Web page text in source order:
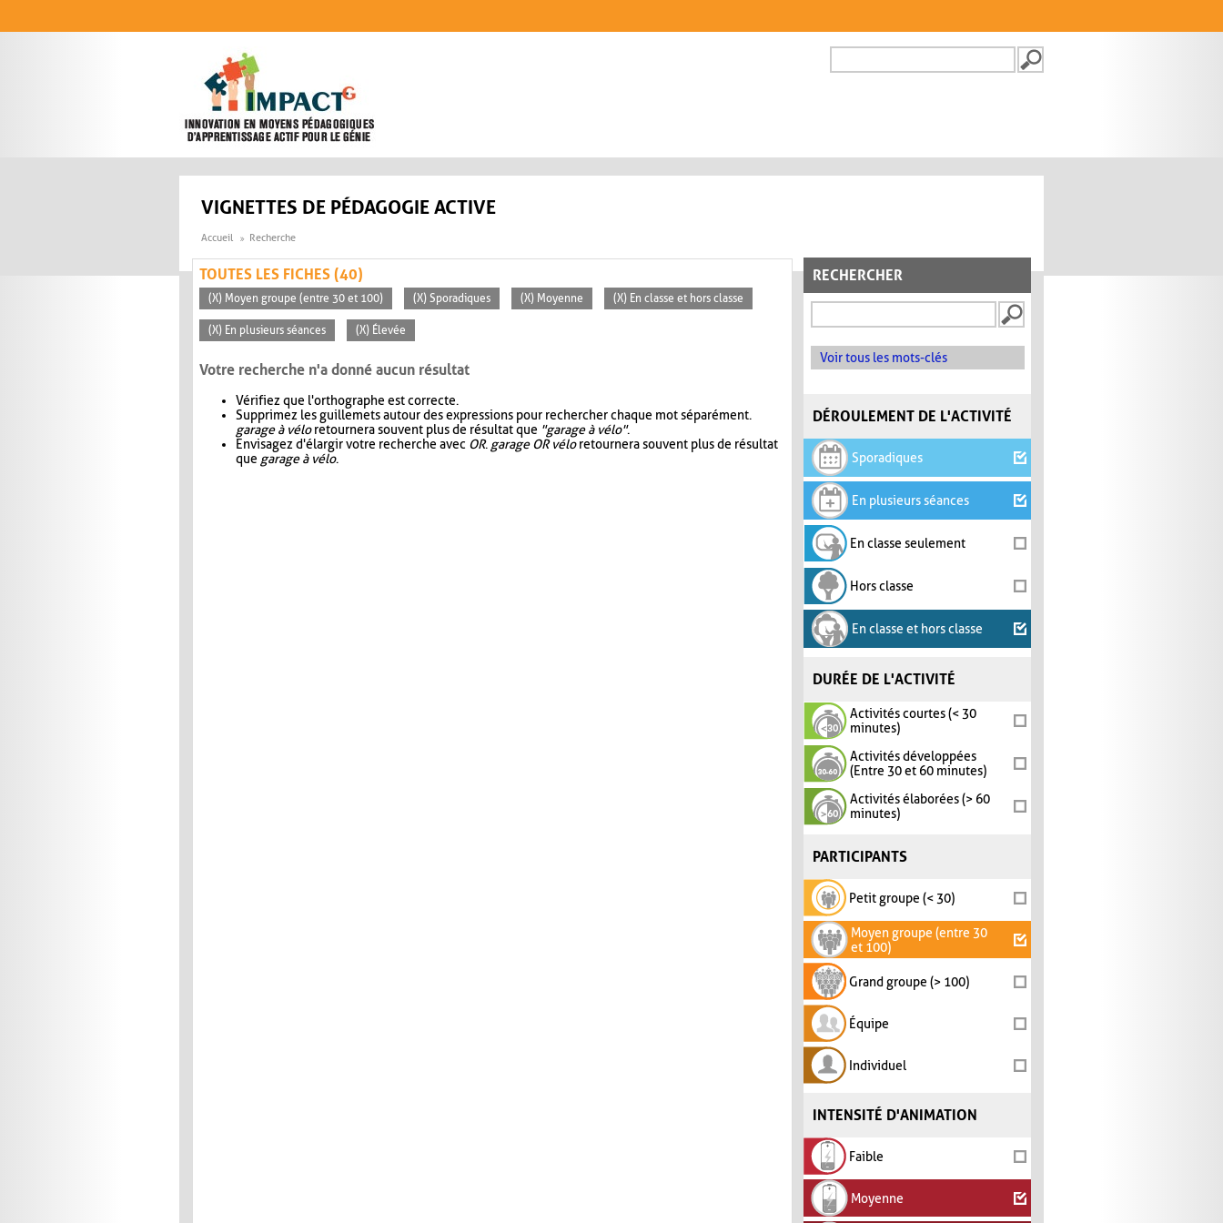
FORMULAIRE DE
VIGNETTES DE PÉDAGOGIE ACTIVE
Accueil Recherche
RECHERCHER
Voir tous les mots-clés
DÉROULEMENT DE L'ACTIVITÉ
Sporadiques
En plusieurs séances
En classe seulement
Hors classe
En classe et hors classe
DURÉE DE L'ACTIVITÉ
Activités courtes (< 30
minutes)
Activités développées
(Entre 30 et 60 minutes)
Activités élaborées (> 60
minutes)
PARTICIPANTS
Petit groupe (< 30)
Moyen groupe (entre 30
et 100)
Grand groupe (> 100)
Équipe
Individuel
INTENSITÉ D'ANIMATION
Faible
Moyenne
TOUTES LES FICHES (40)
(X) Moyen groupe (entre 30 et 100) (X) Sporadiques (X) Moyenne (X) En classe et hors classe
(X) En plusieurs séances (X) Élevée
Votre recherche n'a donné aucun résultat
Vérifiez que l'orthographe est correcte.
Supprimez les guillemets autour des expressions pour rechercher chaque mot séparément.
garage à véloretournera souvent plus de résultat que "garage à vélo".
Envisagez d'élargir votre recherche avec OR. garage OR véloretournera souvent plus de résultat
que garage à vélo.